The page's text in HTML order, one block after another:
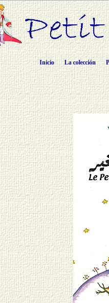
Inicio La colección